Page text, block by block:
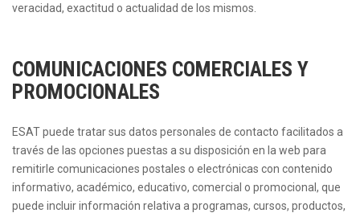
veracidad, exactitud o actualidad de los mismos.
COMUNICACIONES COMERCIALES Y
PROMOCIONALES
ESAT puede tratar sus datos personales de contacto facilitados a
través de las opciones puestas a su disposición en la web para
remitirle comunicaciones postales o electrónicas con contenido
informativo, académico, educativo, comercial o promocional, que
puede incluir información relativa a programas, cursos, productos,